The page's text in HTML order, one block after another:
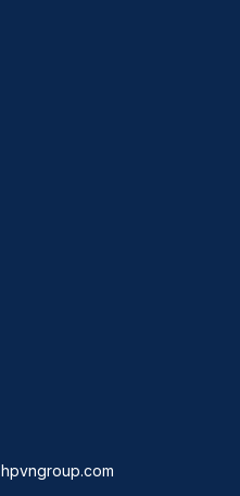
hpvngroup.com